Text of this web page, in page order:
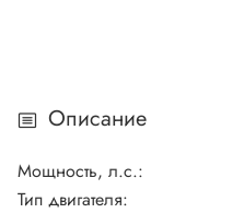
Описание
Мощность, л.c.:
Тип двигателя: